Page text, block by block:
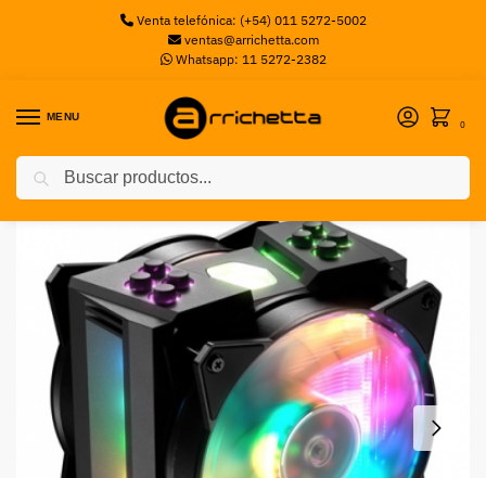
Venta telefónica: (+54) 011 5272-5002
ventas@arrichetta.com
Whatsapp: 11 5272-2382
MENU
0
Inicio Coolers CPU / Cooler CPU Cooler Master Air MA410M – ARGB